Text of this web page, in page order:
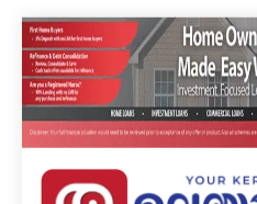
Skip
to
content